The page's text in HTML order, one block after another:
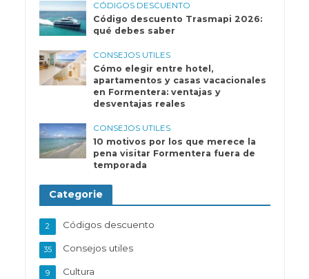
CÓDIGOS DESCUENTO
Código descuento Trasmapi 2026:
qué debes saber
CONSEJOS UTILES
Cómo elegir entre hotel,
apartamentos y casas vacacionales
en Formentera: ventajas y
desventajas reales
CONSEJOS UTILES
10 motivos por los que merece la
pena visitar Formentera fuera de
temporada
Categorie
Códigos descuento
2
Consejos utiles
35
Cultura
9